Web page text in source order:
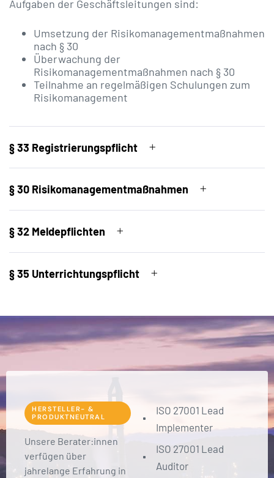
Aufgaben der Geschäftsleitungen sind:
Umsetzung der Risikomanagementmaßnahmen
nach § 30
Überwachung der
Risikomanagementmaßnahmen nach § 30
Teilnahme an regelmäßigen Schulungen zum
Risikomanagement
§ 33 Registrierungspflicht
§ 30 Risikomanagementmaßnahmen
§ 32 Meldepflichten
§ 35 Unterrichtungspflicht
HERSTELLER- &
PRODUKTNEUTRAL
Unsere Berater:innen
verfügen über
jahrelange Erfahrung in
ISO 27001 Lead
Implementer
ISO 27001 Lead
Auditor